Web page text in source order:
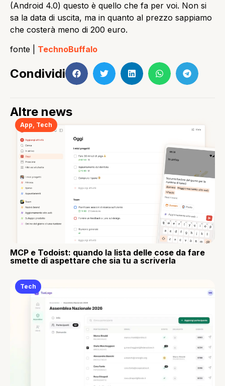
(Android 4.0) questo è quello che fa per voi. Non si
sa la data di uscita, ma in quanto al prezzo sappiamo
che costerà meno di 200 euro.
fonte | TechnoBuffalo
Condividi
Altre news
App, Tech
MCP e Todoist: quando la lista delle cose da fare
smette di aspettare che sia tu a scriverla
Tech